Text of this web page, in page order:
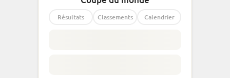
Résultats Classements Calendrier